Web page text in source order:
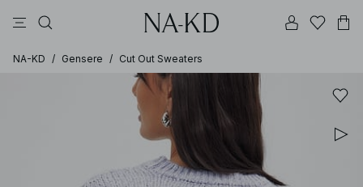
NA-KD / Gensere / Cut Out Sweaters